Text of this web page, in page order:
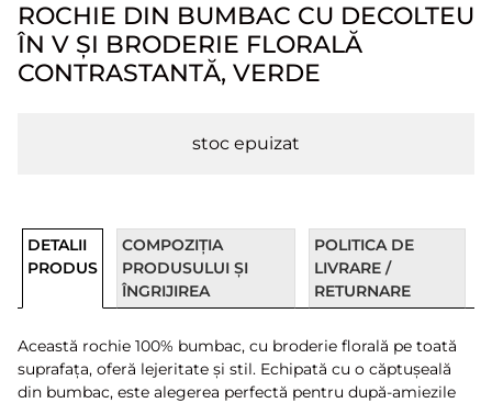
ROCHIE DIN BUMBAC CU DECOLTEU
ÎN V ȘI BRODERIE FLORALĂ
CONTRASTANTĂ, VERDE
stoc epuizat
DETALII
PRODUS
COMPOZIȚIA
PRODUSULUI ȘI
ÎNGRIJIREA
POLITICA DE
LIVRARE /
RETURNARE
Această rochie 100% bumbac, cu broderie florală pe toată
suprafața, oferă lejeritate și stil. Echipată cu o căptușeală
din bumbac, este alegerea perfectă pentru după-amiezile